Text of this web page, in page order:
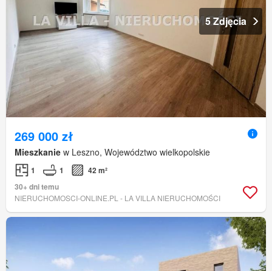
5 Zdjęcia
269 000 zł
Mieszkanie w Leszno, Województwo wielkopolskie
1 1
42 m²
30+ dni temu
NIERUCHOMOSCI-ONLINE.PL - LA VILLA NIERUCHOMOŚCI